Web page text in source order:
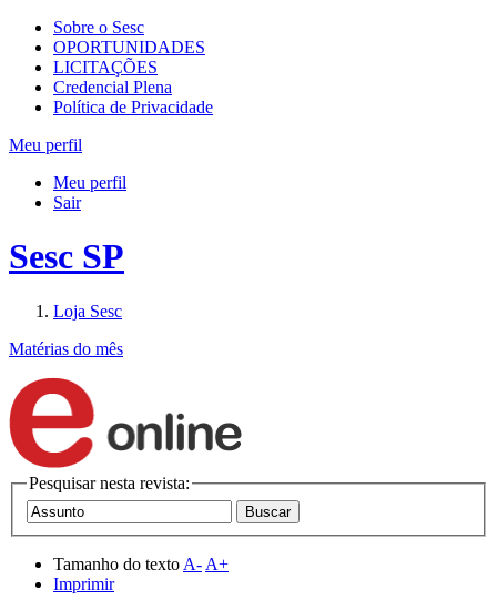
Sobre o Sesc
OPORTUNIDADES
LICITAÇÕES
Credencial Plena
Política de Privacidade
Meu perfil
Meu perfil
Sair
Sesc SP
Loja Sesc
Matérias do mês
Pesquisar nesta revista:
Tamanho do texto A- A+
Imprimir